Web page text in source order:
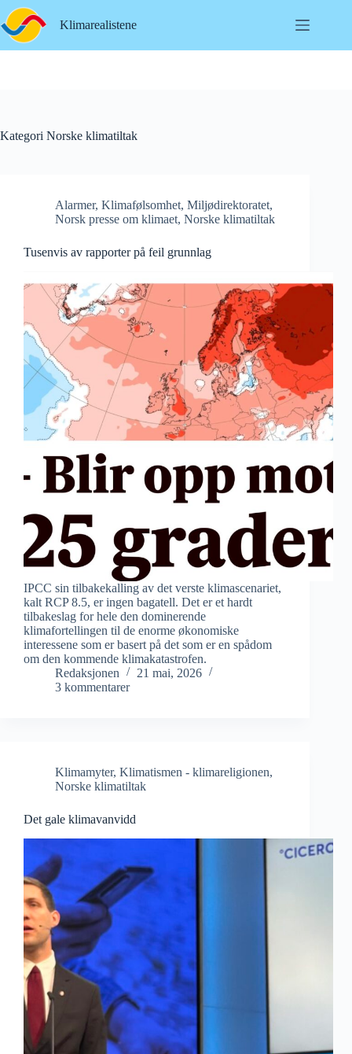
Hopp
til
innholdet
Klimarealistene
Kategori Norske klimatiltak
Alarmer, Klimafølsomhet, Miljødirektoratet,
Norsk presse om klimaet, Norske klimatiltak
Tusenvis av rapporter på feil grunnlag
IPCC sin tilbakekalling av det verste klimascenariet,
kalt RCP 8.5, er ingen bagatell. Det er et hardt
tilbakeslag for hele den dominerende
klimafortellingen til de enorme økonomiske
interessene som er basert på det som er en spådom
om den kommende klimakatastrofen.
Redaksjonen
21 mai, 2026
3 kommentarer
Klimamyter, Klimatismen - klimareligionen,
Norske klimatiltak
Det gale klimavanvidd